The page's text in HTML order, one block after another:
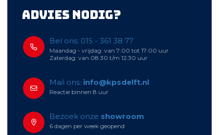
Advies nodig?
Bel ons: 015 - 361 38 77
Maandag - vrijdag: van 7:00 tot 17:00 uur
Zaterdag: van 08:30 t/m 12:30 uur
Mail ons: info@kpsdelft.nl
Reactie binnen 8 uur
Bezoek onze showroom
6 dagen per week geopend